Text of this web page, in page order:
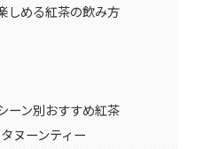
しめる紅茶の飲み方
ーン別おすすめ紅茶
ヌーンティー